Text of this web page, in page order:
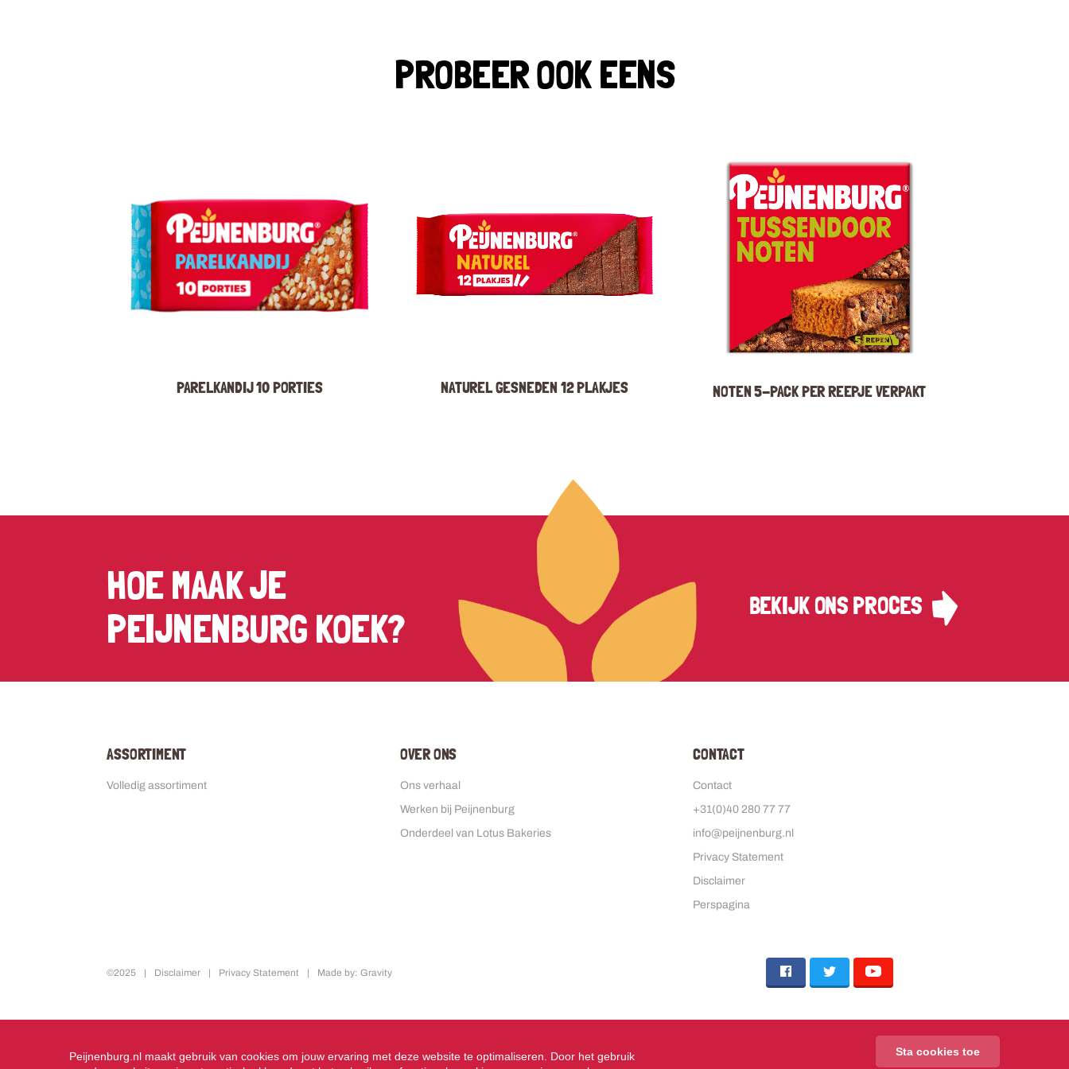
PROBEER OOK EENS
PARELKANDIJ 10 PORTIES NATUREL GESNEDEN 12 PLAKJES NOTEN 5-PACK PER REEPJE VERPAKT
HOE MAAK JE
PEIJNENBURG KOEK?
BEKIJK ONS PROCES
ASSORTIMENT
Volledig assortiment
OVER ONS
Ons verhaal
Werken bij Peijnenburg
Onderdeel van Lotus Bakeries
CONTACT
Contact
+31(0)40 280 77 77
info@peijnenburg.nl
Privacy Statement
Disclaimer
Perspagina
©2025 Disclaimer Privacy Statement Made by: Gravity
Peijnenburg.nl maakt gebruik van cookies om jouw ervaring met deze website te optimaliseren. Door het gebruik
Sta cookies toe